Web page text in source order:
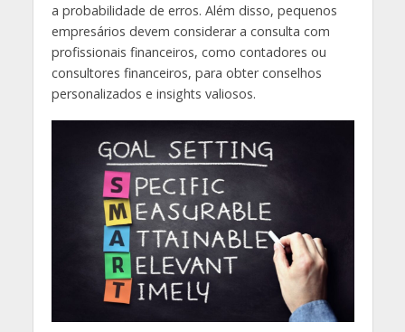
a probabilidade de erros. Além disso, pequenos
empresários devem considerar a consulta com
profissionais financeiros, como contadores ou
consultores financeiros, para obter conselhos
personalizados e insights valiosos.